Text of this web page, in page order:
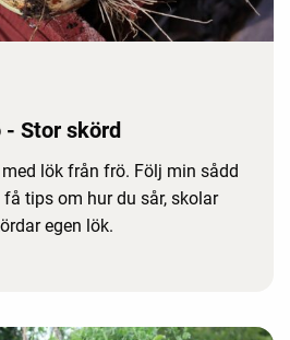
- Stor skörd
lök från frö. Följ min sådd
tips om hur du sår, skolar
egen lök.